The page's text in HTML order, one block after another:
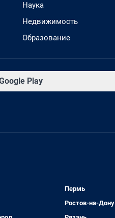
Наука
Недвижимость
Образование
Play
Пермь
Ростов-на-Дону